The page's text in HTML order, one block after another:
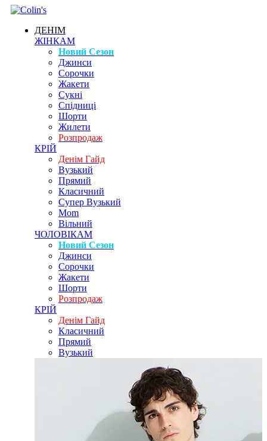
ДЕНІМ
ЖІНКАМ
Новий Сезон
Джинси
Сорочки
Жакети
Сукні
Спідниці
Шорти
Жилети
Розпродаж
КРІЙ
Денім Гайд
Вузький
Прямий
Класичний
Супер Вузький
Mom
Вільний
ЧОЛОВІКАМ
Новий Сезон
Джинси
Сорочки
Жакети
Шорти
Розпродаж
КРІЙ
Денім Гайд
Класичний
Прямий
Вузький